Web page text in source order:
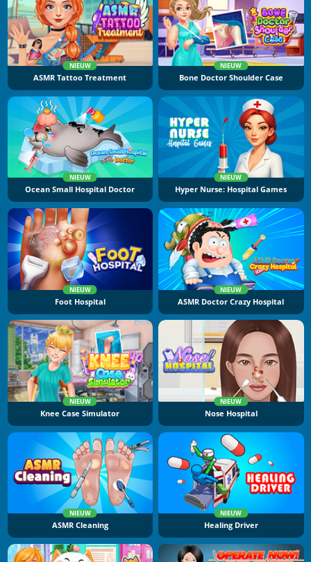
NIEUW
ASMR Tattoo Treatment
NIEUW
Bone Doctor Shoulder Case
NIEUW
Ocean Small Hospital Doctor
NIEUW
Hyper Nurse: Hospital Games
NIEUW
Foot Hospital
NIEUW
ASMR Doctor Crazy Hospital
NIEUW
Knee Case Simulator
NIEUW
Nose Hospital
NIEUW
ASMR Cleaning
NIEUW
Healing Driver